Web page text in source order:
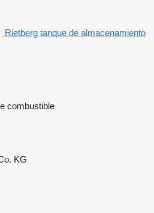
Rietberg tanque de almacenamiento
combustible
KG